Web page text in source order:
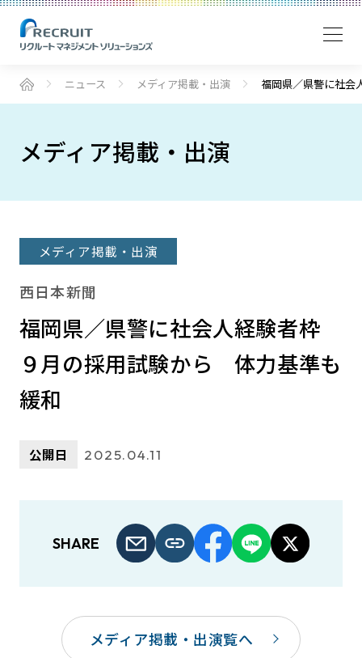
ニュース メディア掲載・出演 福岡県／県警に社
メディア掲載・出演
メディア掲載・出演
西日本新聞
福岡県／県警に社会人経験者枠
９月の採用試験から 体力基準も
緩和
公開日 2025.04.11
SHARE
メディア掲載・出演覧へ